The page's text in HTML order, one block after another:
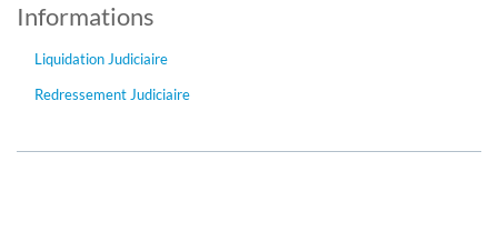
Informations
Liquidation Judiciaire
Redressement Judiciaire